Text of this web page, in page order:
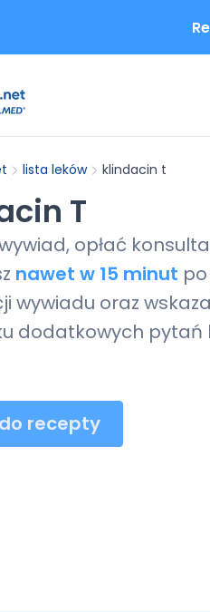
lista leków klindacin t
T
opłać
nawet w 15 minut
wywiadu oraz
dodatkowych pytań
recepty